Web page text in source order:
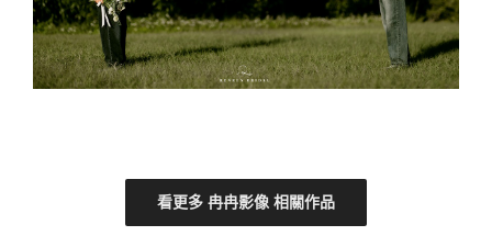
看更多 冉冉影像 相關作品